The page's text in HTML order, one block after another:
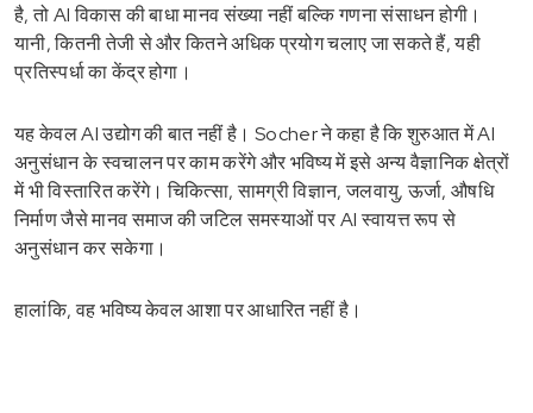
है, तो AI विकास की बाधा मानव संख्या नहीं बल्कि गणना संसाधन होगी।
यानी, कितनी तेजी से और कितने अधिक प्रयोग चलाए जा सकते हैं, यही
प्रतिस्पर्धा का केंद्र होगा।
यह केवल AI उद्योग की बात नहीं है। Socher ने कहा है कि शुरुआत में AI
अनुसंधान के स्वचालन पर काम करेंगे और भविष्य में इसे अन्य वैज्ञानिक क्षेत्रों
में भी विस्तारित करेंगे। चिकित्सा, सामग्री विज्ञान, जलवायु, ऊर्जा, औषधि
निर्माण जैसे मानव समाज की जटिल समस्याओं पर AI स्वायत्त रूप से
अनुसंधान कर सकेगा।
हालांकि, वह भविष्य केवल आशा पर आधारित नहीं है।